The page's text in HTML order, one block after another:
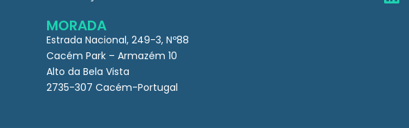
MORADA
Estrada Nacional, 249-3, Nº88
Cacém Park – Armazém 10
Alto da Bela Vista
2735-307 Cacém-Portugal